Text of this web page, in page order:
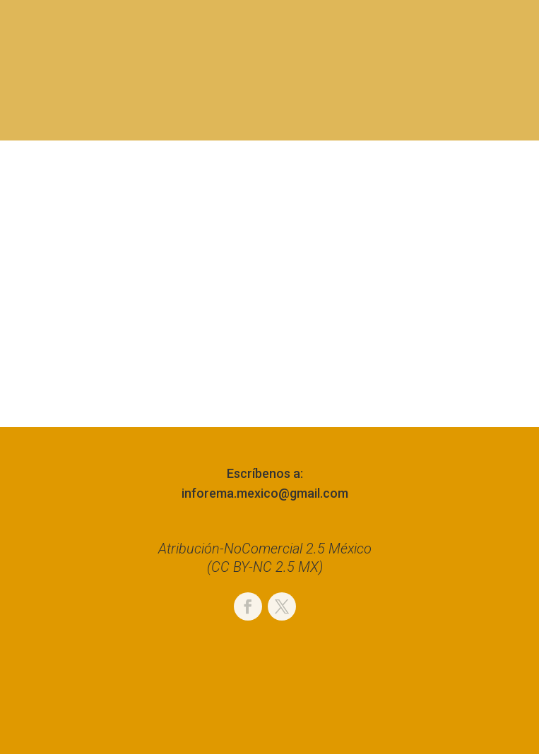
Escríbenos a:
inforema.mexico@gmail.com
Atribución-NoComercial 2.5 México
(CC BY-NC 2.5 MX)